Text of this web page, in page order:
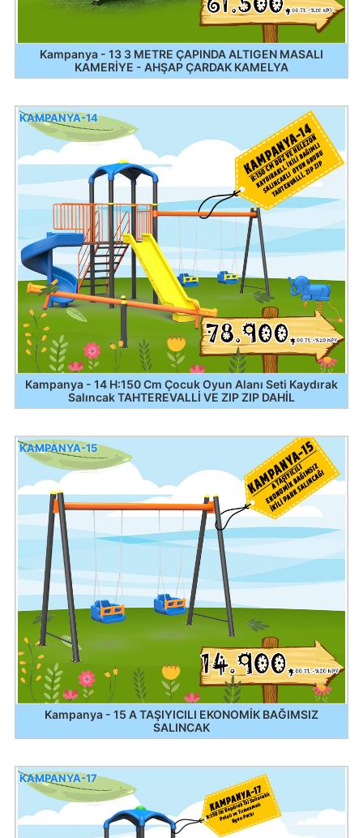
Kampanya - 13 3 METRE ÇAPINDA ALTIGEN MASALI
KAMERİYE - AHŞAP ÇARDAK KAMELYA
Kampanya - 14 H:150 Cm Çocuk Oyun Alanı Seti Kaydırak
Salıncak TAHTEREVALLİ VE ZIP ZIP DAHİL
KAMPANYA-14
Kampanya - 15 A TAŞIYICILI EKONOMİK BAĞIMSIZ
SALINCAK
KAMPANYA-15
KAMPANYA-17